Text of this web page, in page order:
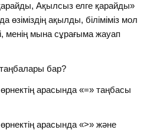
Ақылсыз елге қарайды»
өзіміздің ақылды, біліміміз мол
менің мына сұрағыма жауап
бар?
арасында «=» таңбасы
арасында «>» және